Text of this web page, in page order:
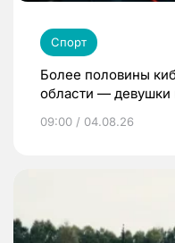
Спорт
Более половины
области —
09:00 / 04.08.26